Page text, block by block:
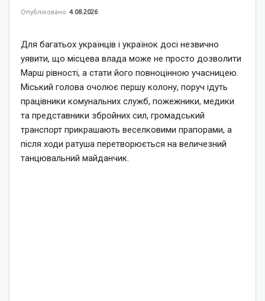
Опубліковано 4.08.2026
Для багатьох українців і українок досі незвично
уявити, що місцева влада може не просто дозволити
Марш рівності, а стати його повноцінною учасницею.
Міський голова очолює першу колону, поруч ідуть
працівники комунальних служб, пожежники, медики
та представники збройних сил, громадський
транспорт прикрашають веселковими прапорами, а
після ходи ратуша перетворюється на величезний
танцювальний майданчик.